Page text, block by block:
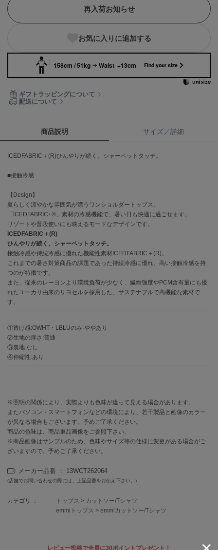
Barbour
バブアー
Calvin Klein
CELFORD
セロン
コードエー
COLE HAAN
コール ハーン
CONVERSE
コンバース
DANSKIN
ダンスキン
EIMY ISTOIRE
エイミー イストワール
emmi
emmi yoga
エミヨガ
ETRÉ TOKYO
エトレトウキョウ
ey
アイ
再入荷お知らせ
お気に入りに追加する
158cm / 51kg Waist +13cm Find your size
ギフトラッピングについて
配送について
商品説明 サイズ／詳細
ICEDFABRIC＋(R)ひんやりが続く、シャーベットタッチ。
■接触冷感
【Design】
夏らしく涼やかな雰囲気が漂うワンショルダートップス。
「ICEDFABRIC+®」素材の冷感機能で、暑い日も快適に過ごせます。
リゾートや普段使いにも映えるモードなデザインです。
ICEDFABRIC＋(R)
ひんやりが続く、シャーベットタッチ。
接触冷感や持続冷感に優れた機能性素材ICEDFABRIC＋(R)。
これまでの暑さ対策商品の課題であった持続冷感に優れ、高い接触冷感を持
つのが特徴です。
また、従来のレーヨンより環境負荷が少なく、繊維強度やPCM含有量にも優
れたユーカリ由来のリヨセルを採用した、サステナブルで高機能な素材で
す。
①透け感:OWHT・LBLUのみ-ややあり
②生地の厚さ:普通
③裏地:なし
④伸縮性:あり
※照明の関係により、実際よりも色味が違って見える場合があります。
またパソコン・スマートフォンなどの環境により、若干製品と画像のカラー
が異なる場合もございます。予めご了承ください。
商品の色味は、商品単品画像をご参照下さい。
※商品画像はサンプルのため、色味やサイズ等の仕様に変更がある場合がご
ざいますので、予めご了承ください。
メーカー品番 ： 13WCT262064
(店舗でお問い合わせの際には、上記品番をお伝え下さい。)
カテゴリ ： トップス > カットソー/Tシャツ
emmiトップス > emmiカットソー/Tシャツ
レビュー投稿で全員に30ポイントプレゼント！